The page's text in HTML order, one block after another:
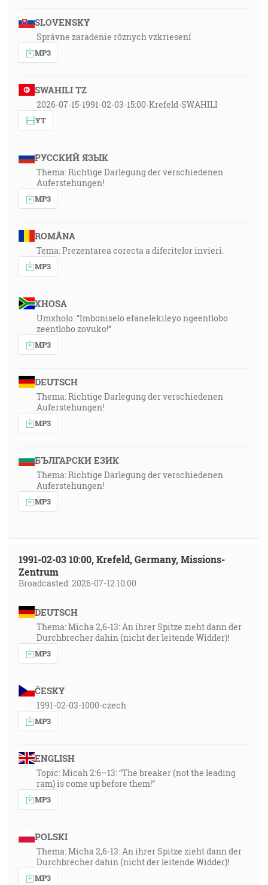
SLOVENSKY
Správne zaradenie rôznych vzkriesení
MP3
SWAHILI TZ
2026-07-15-1991-02-03-15:00-Krefeld-SWAHILI
YT
РУССКИЙ ЯЗЫК
Thema: Richtige Darlegung der verschiedenen
Auferstehungen!
MP3
ROMÂNA
Tema: Prezentarea corecta a diferitelor invieri.
MP3
XHOSA
Umxholo: “Imboniselo efanelekileyo ngeentlobo
zeentlobo zovuko!”
MP3
DEUTSCH
Thema: Richtige Darlegung der verschiedenen
Auferstehungen!
MP3
БЪЛГАРСКИ ЕЗИК
Thema: Richtige Darlegung der verschiedenen
Auferstehungen!
MP3
1991-02-03 10:00, Krefeld, Germany, Missions-
Zentrum
Broadcasted: 2026-07-12 10:00
DEUTSCH
Thema: Micha 2,6-13: An ihrer Spitze zieht dann der
Durchbrecher dahin (nicht der leitende Widder)!
MP3
ČESKY
1991-02-03-1000-czech
MP3
ENGLISH
Topic: Micah 2:6–13: “The breaker (not the leading
ram) is come up before them!”
MP3
POLSKI
Thema: Micha 2,6-13: An ihrer Spitze zieht dann der
Durchbrecher dahin (nicht der leitende Widder)!
MP3